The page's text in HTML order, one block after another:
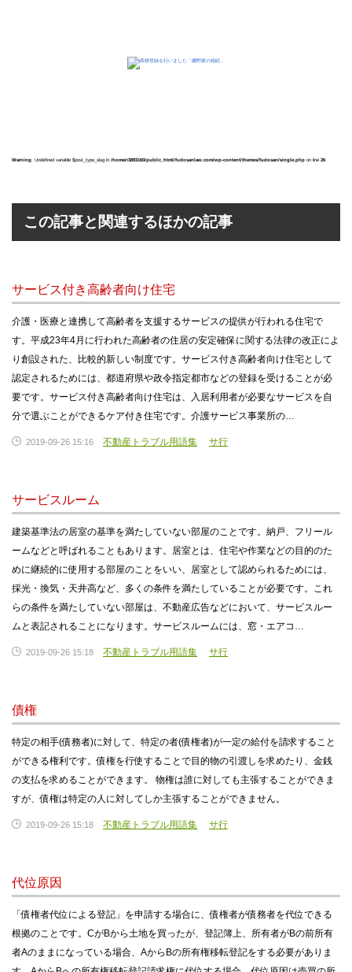
Warning: Undefined variable $post_type_slug in /home/r3893160/public_html/fudosanlaw.com/wp-content/themes/fudosan/single.php on line 26
この記事と関連するほかの記事
サービス付き高齢者向け住宅
介護・医療と連携して高齢者を支援するサービスの提供が行われる住宅で
す。平成23年4月に行われた高齢者の住居の安定確保に関する法律の改正によ
り創設された、比較的新しい制度です。サービス付き高齢者向け住宅として
認定されるためには、都道府県や政令指定都市などの登録を受けることが必
要です。サービス付き高齢者向け住宅は、入居利用者が必要なサービスを自
分で選ぶことができるケア付き住宅です。介護サービス事業所の…
2019-09-26 15:16 不動産トラブル用語集 サ行
サービスルーム
建築基準法の居室の基準を満たしていない部屋のことです。納戸、フリール
ームなどと呼ばれることもあります。居室とは、住宅や作業などの目的のた
めに継続的に使用する部屋のことをいい、居室として認められるためには、
採光・換気・天井高など、多くの条件を満たしていることが必要です。これ
らの条件を満たしていない部屋は、不動産広告などにおいて、サービスルー
ムと表記されることになります。サービスルームには、窓・エアコ…
2019-09-26 15:18 不動産トラブル用語集 サ行
債権
特定の相手(債務者)に対して、特定の者(債権者)が一定の給付を請求すること
ができる権利です。債権を行使することで目的物の引渡しを求めたり、金銭
の支払を求めることができます。 物権は誰に対しても主張することができま
すが、債権は特定の人に対してしか主張することができません。
2019-09-26 15:18 不動産トラブル用語集 サ行
代位原因
「債権者代位による登記」を申請する場合に、債権者が債務者を代位できる
根拠のことです。CがBから土地を買ったが、登記簿上、所有者がBの前所有
者Aのままになっている場合、AからBの所有権移転登記をする必要がありま